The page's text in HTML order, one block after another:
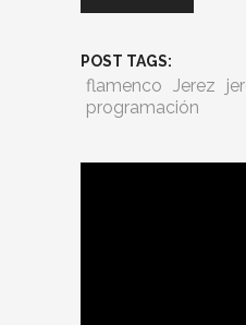
POST TAGS:
flamenco Jerez
programación